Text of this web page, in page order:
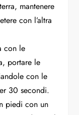
mantenere
con l’altra
con le
portare le
con le
30 secondi.
piedi con un